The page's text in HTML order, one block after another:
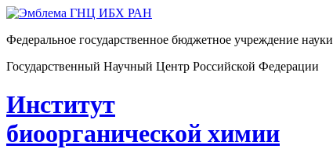
Федеральное государственное бюджетное учреждение науки
Государственный Научный Центр Российской Федерации
Институт
биоорганической химии